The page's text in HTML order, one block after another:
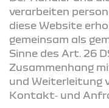
verarbeiten
diese Website
gemeinsam als
Sinne des Art. 26
Zusammenhang
und Weiterleitung
Kontakt‑ und